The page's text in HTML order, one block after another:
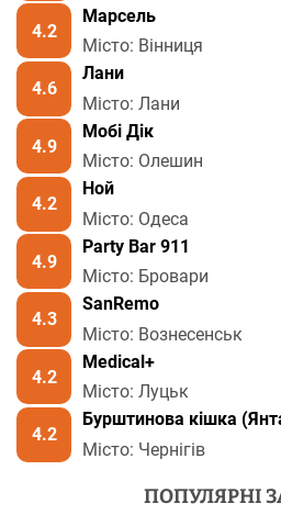
4.2
Марсель
Місто: Вінниця
4.6
Лани
Місто: Лани
4.9
Мобі Дік
Місто: Олешин
4.2
Ной
Місто: Одеса
4.9
Party Bar 911
Місто: Бровари
4.3
SanRemo
Місто: Вознесенськ
4.2
Medical+
Місто: Луцьк
4.2
Бурштинова кішка
Місто: Чернігів
ПОПУЛЯРНІ